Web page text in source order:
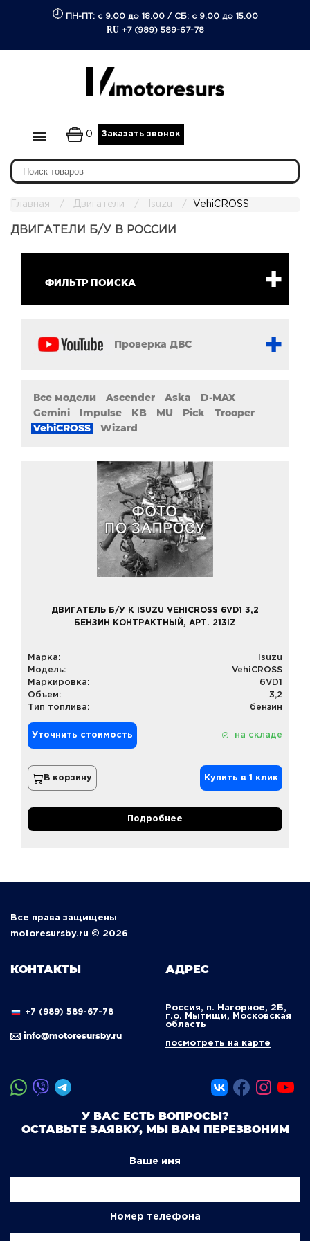
ПН-ПТ: с 9.00 до 18.00/ СБ: с 9.00 до 15.00
RU +7 (989) 589-67-78
0 Заказать звонок
Главная Двигатели Isuzu VehiCROSS
ДВИГАТЕЛИ Б/У В РОССИИ
ФИЛЬТР ПОИСКА
Проверка ДВС
Все модели Ascender Aska
D-MAX
Gemini
Impulse KB MU Pick
Trooper
VehiCROSS
Wizard
ДВИГАТЕЛЬ Б/У К ISUZU VEHICROSS 6VD1 3,2
БЕНЗИН КОНТРАКТНЫЙ, АРТ. 213IZ
Марка:
Isuzu
Модель:
VehiCROSS
Маркировка:
6VD1
Объем:
3,2
Тип топлива:
бензин
Уточнить стоимость на складе
В корзину Купить в 1 клик
Подробнее
Все права защищены
motoresursby.ru © 2026
КОНТАКТЫ
+7 (989) 589-67-78
info@motoresursby.ru
АДРЕС
Россия, п. Нагорное, 2Б,
г.о. Мытищи, Московская
область
посмотреть на карте
У ВАС ЕСТЬ ВОПРОСЫ?
ОСТАВЬТЕ ЗАЯВКУ, МЫ ВАМ ПЕРЕЗВОНИМ
Ваше имя
Номер телефона